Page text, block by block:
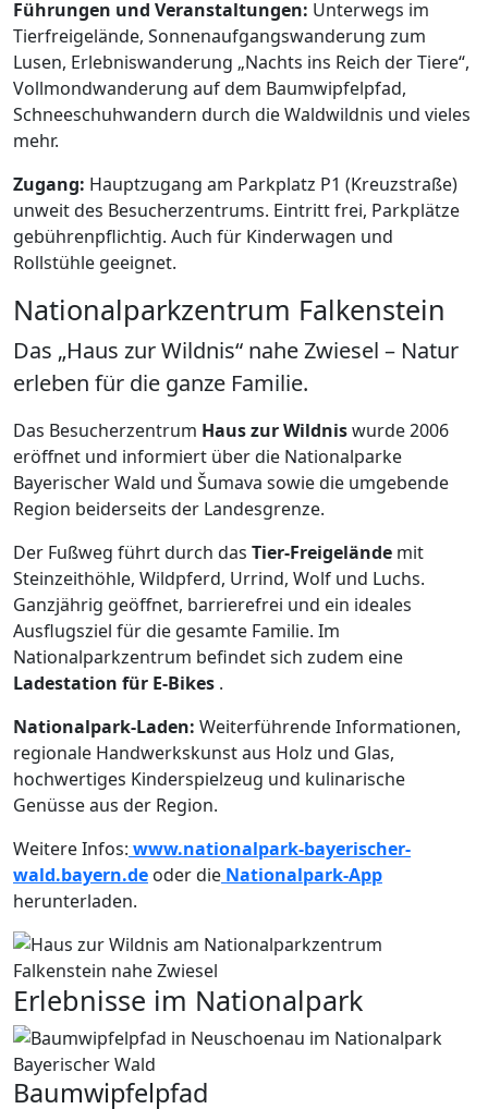
Führungen und Veranstaltungen: Unterwegs im
Tierfreigelände, Sonnenaufgangswanderung zum
Lusen, Erlebniswanderung „Nachts ins Reich der Tiere“,
Vollmondwanderung auf dem Baumwipfelpfad,
Schneeschuhwandern durch die Waldwildnis und vieles
mehr.
Zugang: Hauptzugang am Parkplatz P1 (Kreuzstraße)
unweit des Besucherzentrums. Eintritt frei, Parkplätze
gebührenpflichtig. Auch für Kinderwagen und
Rollstühle geeignet.
Nationalparkzentrum Falkenstein
Das „Haus zur Wildnis“ nahe Zwiesel – Natur
erleben für die ganze Familie.
Das Besucherzentrum Haus zur Wildniswurde 2006
eröffnet und informiert über die Nationalparke
Bayerischer Wald und Šumava sowie die umgebende
Region beiderseits der Landesgrenze.
Der Fußweg führt durch das Tier-Freigelände mit
Steinzeithöhle, Wildpferd, Urrind, Wolf und Luchs.
Ganzjährig geöffnet, barrierefrei und ein ideales
Ausflugsziel für die gesamte Familie. Im
Nationalparkzentrum befindet sich zudem eine
Ladestation für E-Bikes .
Nationalpark-Laden: Weiterführende Informationen,
regionale Handwerkskunst aus Holz und Glas,
hochwertiges Kinderspielzeug und kulinarische
Genüsse aus der Region.
Weitere Infos: www.nationalpark-bayerischer-
wald.bayern.de oder die Nationalpark-App
herunterladen.
Erlebnisse im Nationalpark
Baumwipfelpfad